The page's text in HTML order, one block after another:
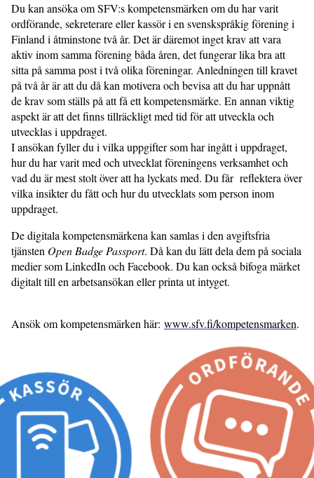
Du kan ansöka om SFV:s kompetensmärken om du har varit
ordförande, sekreterare eller kassör i en svensk­språkig förening i
Finland i åtminstone två år. Det är däremot inget krav att vara
aktiv inom samma förening båda åren, det fungerar lika bra att
sitta på samma post i två olika föreningar. Anledningen till kravet
på två år är att du då kan motivera och bevisa att du har uppnått
de krav som ställs på att få ett kompetensmärke. En annan viktig
aspekt är att det finns tillräckligt med tid för att utveckla och
utvecklas i uppdraget.
I ansökan fyller du i vilka uppgifter som har ingått i uppdraget,
hur du har varit med och utvecklat föreningens verksamhet och
vad du är mest stolt över att ha lyckats med. Du får reflektera över
vilka insikter du fått och hur du utvecklats som person inom
uppdraget.
De digitala kompetensmärkena kan samlas i den avgiftsfria
tjänsten Open Badge Passport. Då kan du lätt dela dem på sociala
medier som LinkedIn och Facebook. Du kan också bifoga märket
digitalt till en arbetsansökan eller printa ut intyget.
Ansök om kompetensmärken här: www.sfv.fi/kompetensmarken.